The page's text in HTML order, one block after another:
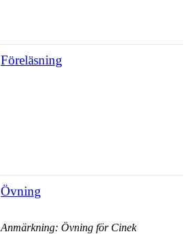
Föreläsning
Övning
Anmärkning: Övning för Cinek